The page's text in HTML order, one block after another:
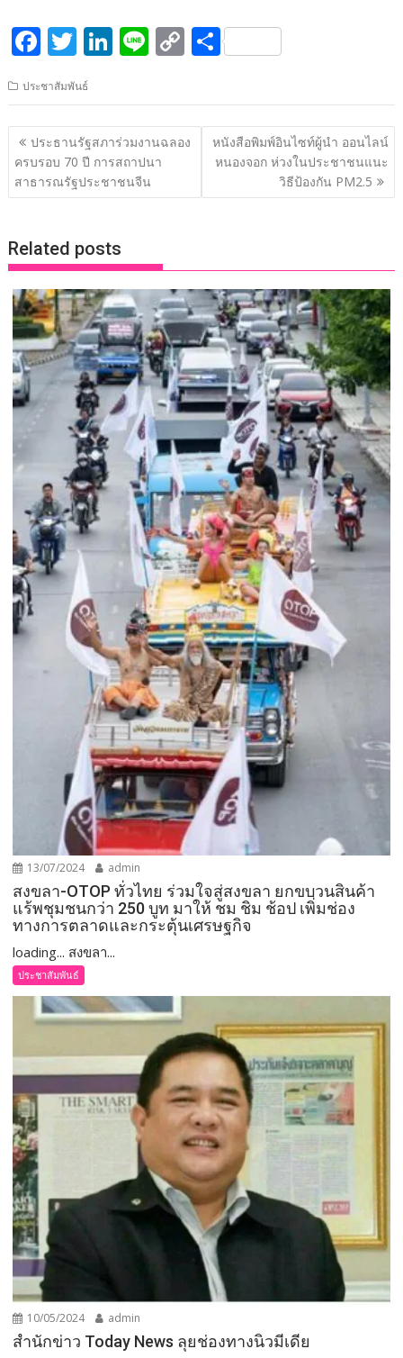
F
e
b
o
o
T
w
itt
er
Li
k
e
dI
n
Li
e
C
p
y
Li
S
ar
e
ประชาสัมพันธ์
แนะแนว
เรื่อง
ประธานรัฐสภาร่วมงานฉลอง
ครบรอบ 70 ปี การสถาปนา
สาธารณรัฐประชาชนจีน
หนังสือพิมพ์อินไซท์ผู้นำ ออนไลน์
หนองจอก ห่วงในประชาชนแนะ
วิธีป้องกัน PM2.5
Related posts
13/07/2024 admin
สงขลา-OTOP ทั่วไทย ร่วมใจสู่สงขลา ยกขบวนสินค้า
แร้พชุมชนกว่า 250 บูท มาให้ ชม ชิม ช้อป เพิ่มช่อง
ทางการตลาดและกระตุ้นเศรษฐกิจ
loading... สงขลา...
ประชาสัมพันธ์
10/05/2024 admin
สำนักข่าว Today News ลุยช่องทางนิวมีเดีย